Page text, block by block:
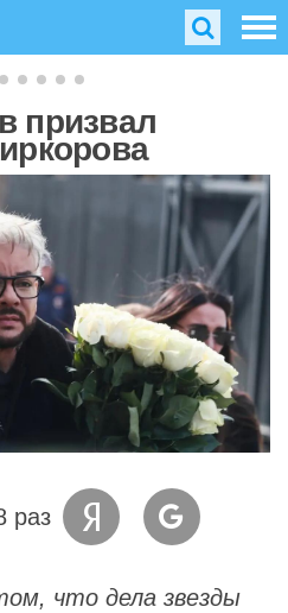
призвал
раз
что дела звезды